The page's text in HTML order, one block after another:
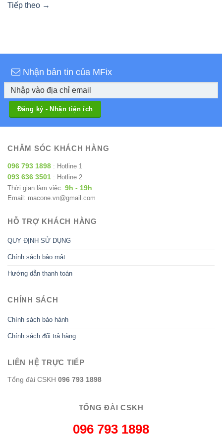
Tiếp theo →
Nhận bản tin của MFix
CHĂM SÓC KHÁCH HÀNG
096 793 1898 : Hotline 1
093 636 3501 : Hotline 2
Thời gian làm việc: 9h - 19h
Email: macone.vn@gmail.com
HỖ TRỢ KHÁCH HÀNG
QUY ĐỊNH SỬ DỤNG
Chính sách bảo mật
Hướng dẫn thanh toán
CHÍNH SÁCH
Chính sách bảo hành
Chính sách đổi trả hàng
LIÊN HỆ TRỰC TIẾP
Tổng đài CSKH 096 793 1898
TỔNG ĐÀI CSKH
096 793 1898